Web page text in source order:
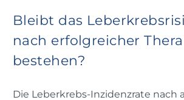
Bleibt das
nach erfolgreicher
bestehen?
Die Leberkrebs-Inzidenzrate nach